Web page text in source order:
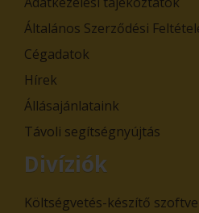
Általános Szerződési
Cégadatok
Hírek
Állásajánlataink
Távoli segítségnyújtás
Divíziók
Költségvetés-készítő